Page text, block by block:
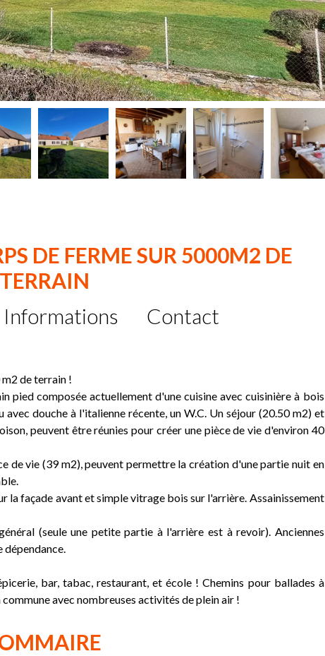
DE FERME SUR 5000M2 DE
TERRAIN
Informations Contact
de terrain !
pied composée actuellement d'une cuisine avec cuisinière à bois
avec douche à l'italienne récente, un W.C. Un séjour (20.50 m2) et
peuvent être réunies pour créer une pièce de vie d'environ 40
de vie (39 m2), peuvent permettre la création d'une partie nuit en
la façade avant et simple vitrage bois sur l'arrière. Assainissement
(seule une petite partie à l'arrière est à revoir). Anciennes
dépendance.
bar, tabac, restaurant, et école ! Chemins pour ballades à
avec nombreuses activités de plein air !